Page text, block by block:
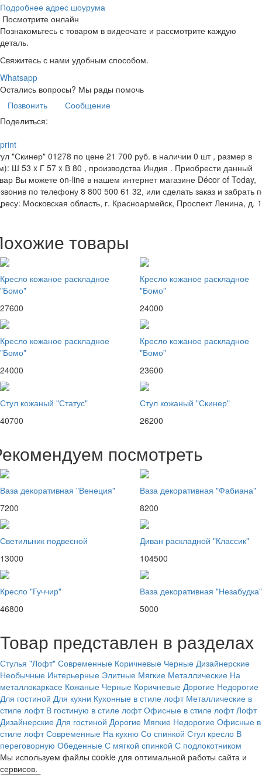
Подробнее адрес шоурума
Посмотрите онлайн
Познакомьтесь с товаром в видеочате и рассмотрите каждую
деталь.
Свяжитесь с нами удобным способом.
Whatsapp
Остались вопросы? Мы рады помочь
Позвонить
Сообщение
Поделиться:
print
"Скинер" 01278 по цене 21 700 руб. в наличии 0 шт , размер в
Ш 53 x Г 57 x В 80 , производства Индия . Приобрести данный
Вы можете on-line в нашем интернет магазине Décor of Today,
по телефону 8 800 500 61 32, или сделать заказ и забрать
Московская область, г. Красноармейск, Проспект Ленина, д.
товары
Кресло кожаное раскладное
"Бомо"
27600
Кресло кожаное раскладное
"Бомо"
24000
Кресло кожаное раскладное
"Бомо"
24000
Кресло кожаное раскладное
"Бомо"
23600
Стул кожаный "Статус"
40700
Стул кожаный "Скинер"
26200
посмотреть
Ваза декоративная "Венеция"
7200
Ваза декоративная "Фабиана"
8200
Светильник подвесной
13000
Диван раскладной "Классик"
104500
Кресло "Гуччир"
46800
Ваза декоративная "Незабудка"
5000
Товар представлен в разделах
Стулья "Лофт" Современные Коричневые Черные Дизайнерские
Необычные Интерьерные Элитные Мягкие Металлические На
металлокаркасе Кожаные Черные Коричневые Дорогие Недорогие
Для гостиной Для кухни Кухонные в стиле лофт Металлические в
стиле лофт В гостиную в стиле лофт Офисные в стиле лофт Лофт
Дизайнерские Для гостиной Дорогие Мягкие Недорогие Офисные в
стиле лофт Современные На кухню Со спинкой Стул кресло В
переговорную Обеденные С мягкой спинкой С подлокотником
Мы используем файлы cookie для оптимальной работы сайта и
сервисов.